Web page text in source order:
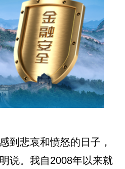
到悲哀和愤怒的日子，
说。我自2008年以来就